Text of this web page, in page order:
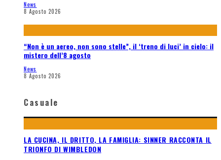
News
8 Agosto 2026
“Non è un aereo, non sono stelle”, il ‘treno di luci’ in cielo: il
mistero dell’8 agosto
News
8 Agosto 2026
Casuale
LA CUCINA, IL DRITTO, LA FAMIGLIA: SINNER RACCONTA IL
TRIONFO DI WIMBLEDON